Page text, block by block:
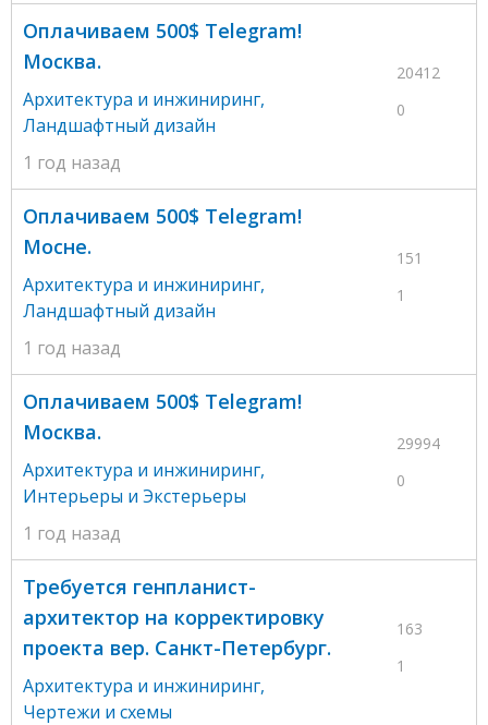
20412
0
Оплачиваем 500$ Telegram!
Москва.
Архитектура и инжиниринг,
Ландшафтный дизайн
1 год назад
151
1
Оплачиваем 500$ Telegram!
Мосне.
Архитектура и инжиниринг,
Ландшафтный дизайн
1 год назад
29994
0
Оплачиваем 500$ Telegram!
Москва.
Архитектура и инжиниринг,
Интерьеры и Экстерьеры
1 год назад
163
1
Требуется генпланист-
архитектор на корректировку
проекта вер. Санкт-Петербург.
Архитектура и инжиниринг,
Чертежи и схемы